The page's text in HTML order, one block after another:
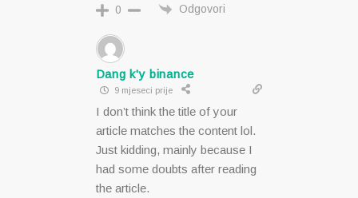
0 Odgovori
Dang k'y binance
9 mjeseci prije
I don’t think the title of your
article matches the content lol.
Just kidding, mainly because I
had some doubts after reading
the article.